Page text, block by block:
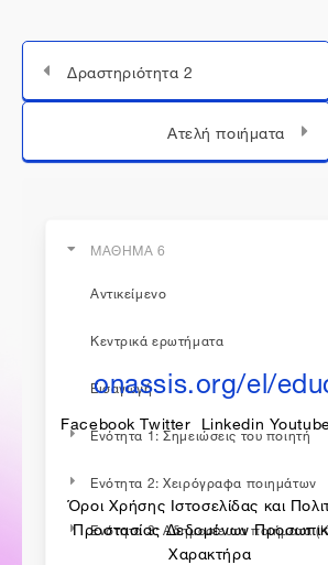
Δραστηριότητα 2
Μεταπήδηση σε...
Ατελή ποιήματα
ΜΑΘΗΜΑ 6
Αντικείμενο
Κεντρικά ερωτήματα
Εισαγωγή
Ενότητα 1: Σημειώσεις του ποιητή
Ενότητα 2: Χειρόγραφα ποιημάτων
Ενότητα 3: Αδημοσίευτα ποιήματα
η εκπαίδευση
onassis.org/el/
Facebook Twitter Linkedin
Όροι Χρήσης Ιστοσελίδας και
Προστασίας Δεδομένων
Χαρακτήρα